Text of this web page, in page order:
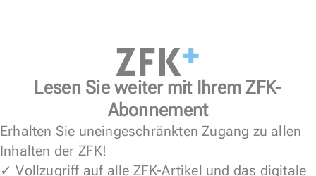
Lesen Sie weiter mit Ihrem ZFK-
Abonnement
Erhalten Sie uneingeschränkten Zugang zu allen
Inhalten der ZFK!
✓ Vollzugriff auf alle ZFK-Artikel und das digitale